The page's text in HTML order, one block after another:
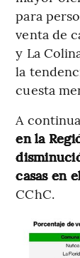
para
venta de
y La
la
cuesta
A
en la
casas en
CChC.